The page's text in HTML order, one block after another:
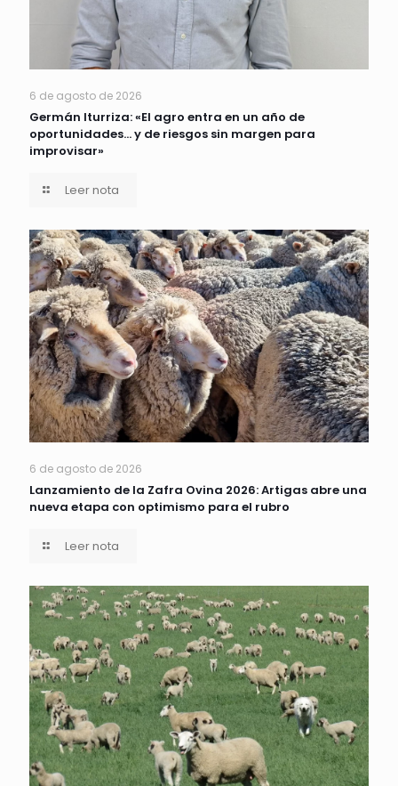
6 de agosto de 2026
Germán Iturriza: «El agro entra en un año de
oportunidades… y de riesgos sin margen para
improvisar»
Leer nota
6 de agosto de 2026
Lanzamiento de la Zafra Ovina 2026: Artigas abre una
nueva etapa con optimismo para el rubro
Leer nota